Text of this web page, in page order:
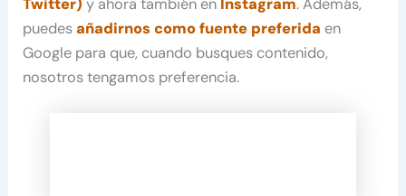
puedesañadirnos como fuente preferida en
Google para que, cuando busques contenido,
nosotros tengamos preferencia.